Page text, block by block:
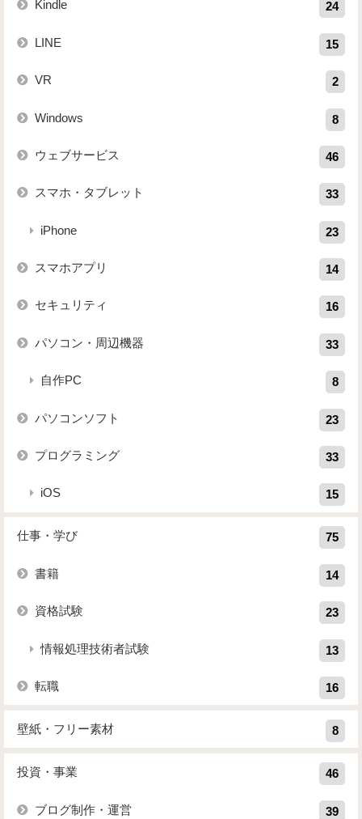
Kindle 24
LINE 15
VR 2
Windows 8
ウェブサービス 46
スマホ・タブレット 33
iPhone 23
スマホアプリ 14
セキュリティ 16
パソコン・周辺機器 33
自作PC 8
パソコンソフト 23
プログラミング 33
iOS 15
仕事・学び 75
書籍 14
資格試験 23
情報処理技術者試験 13
転職 16
壁紙・フリー素材 8
投資・事業 46
ブログ制作・運営 39